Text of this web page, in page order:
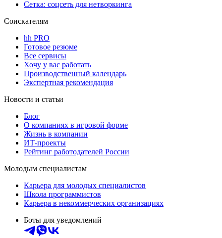
Сетка: соцсеть для нетворкинга
Соискателям
hh PRO
Готовое резюме
Все сервисы
Хочу у вас работать
Производственный календарь
Экспертная рекомендация
Новости и статьи
Блог
О компаниях в игровой форме
Жизнь в компании
ИТ-проекты
Рейтинг работодателей России
Молодым специалистам
Карьера для молодых специалистов
Школа программистов
Карьера в некоммерческих организациях
Боты для уведомлений